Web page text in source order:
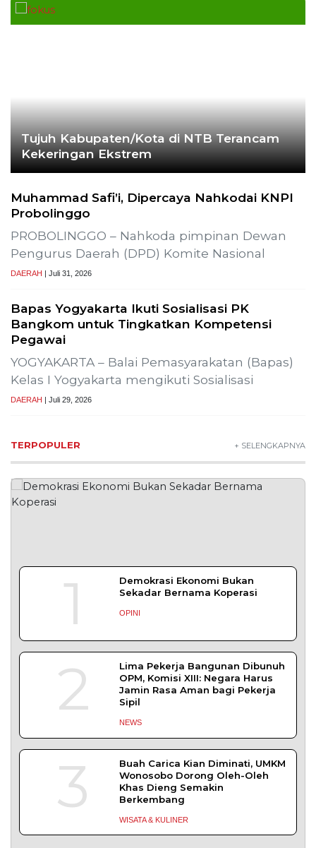
Tujuh Kabupaten/Kota di NTB Terancam
Kekeringan Ekstrem
Muhammad Safi’i, Dipercaya Nahkodai KNPI
Probolinggo
PROBOLINGGO – Nahkoda pimpinan Dewan
Pengurus Daerah (DPD) Komite Nasional
DAERAH | Juli 31, 2026
Bapas Yogyakarta Ikuti Sosialisasi PK
Bangkom untuk Tingkatkan Kompetensi
Pegawai
YOGYAKARTA – Balai Pemasyarakatan (Bapas)
Kelas I Yogyakarta mengikuti Sosialisasi
DAERAH | Juli 29, 2026
TERPOPULER + SELENGKAPNYA
1
Demokrasi Ekonomi Bukan
Sekadar Bernama Koperasi
OPINI
2
Lima Pekerja Bangunan Dibunuh
OPM, Komisi XIII: Negara Harus
Jamin Rasa Aman bagi Pekerja
Sipil
NEWS
3
Buah Carica Kian Diminati, UMKM
Wonosobo Dorong Oleh-Oleh
Khas Dieng Semakin
Berkembang
WISATA & KULINER